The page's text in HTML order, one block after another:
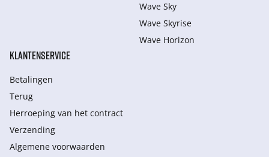
Wave Sky
Wave Skyrise
Wave Horizon
KLANTENSERVICE
Betalingen
Terug
Herroeping van het contract
Verzending
Algemene voorwaarden